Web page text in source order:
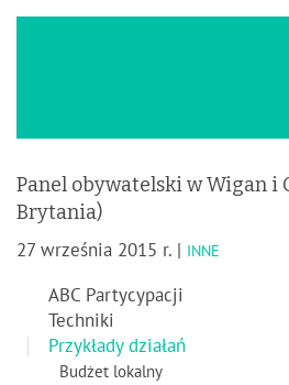
Panel obywatelski w Wigan i
Brytania)
27 września 2015 r. | INNE
ABC Partycypacji
Techniki
Przykłady działań
Budżet lokalny